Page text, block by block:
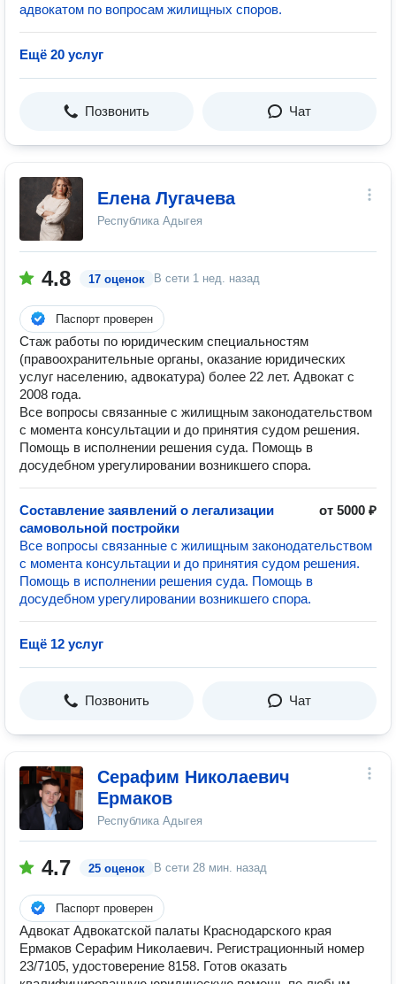
адвокатом по вопросам жилищных споров.
Ещё 20 услуг
Позвонить Чат
Елена Лугачева
Республика Адыгея
4.8 17 оценок В сети 1 нед. назад
Паспорт проверен
Стаж работы по юридическим специальностям
(правоохранительные органы, оказание юридических
услуг населению, адвокатура) более 22 лет. Адвокат с
2008 года.
Все вопросы связанные с жилищным законодательством
с момента консультации и до принятия судом решения.
Помощь в исполнении решения суда. Помощь в
досудебном урегулировании возникшего спора.
Составление заявлений о легализации
самовольной постройки
от 5000 ₽
Все вопросы связанные с жилищным законодательством
с момента консультации и до принятия судом решения.
Помощь в исполнении решения суда. Помощь в
досудебном урегулировании возникшего спора.
Ещё 12 услуг
Позвонить Чат
Серафим Николаевич
Ермаков
Республика Адыгея
4.7 25 оценок В сети 28 мин. назад
Паспорт проверен
Адвокат Адвокатской палаты Краснодарского края
Ермаков Серафим Николаевич. Регистрационный номер
23/7105, удостоверение 8158. Готов оказать